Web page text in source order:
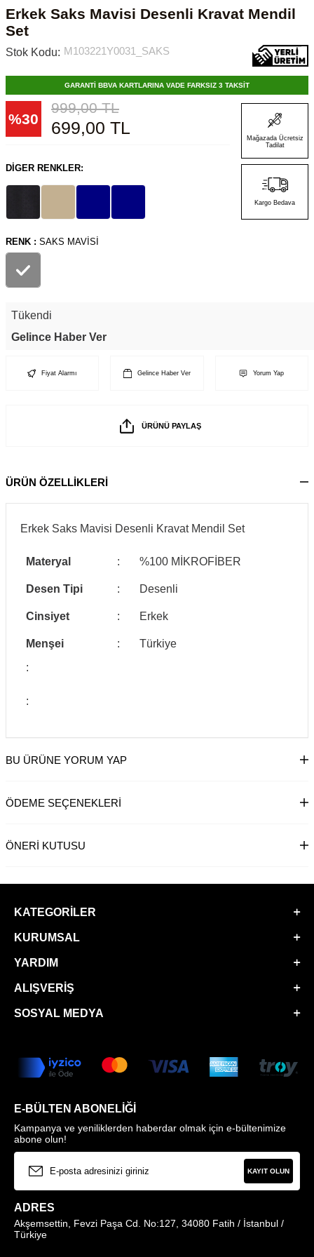
Erkek Saks Mavisi Desenli Kravat Mendil
Set
Stok Kodu: M103221Y0031_SAKS
GARANTİ BBVA KARTLARINA VADE FARKSIZ 3 TAKSİT
%30
999,00TL
699,00 TL
DIGER RENKLER:
Mağazada Ücretsiz
Tadilat
Kargo Bedava
RENK : SAKS MAVISI
Tükendi
Gelince Haber Ver
Fiyat Alarmı Gelince Haber Ver Yorum Yap
ÜRÜNÜ PAYLAŞ
ÜRÜN ÖZELLİKLERİ
Erkek Saks Mavisi Desenli Kravat Mendil Set
Materyal : %100 MİKROFİBER
Desen Tipi : Desenli
Cinsiyet : Erkek
Menşei :
Türkiye
:
:
BU ÜRÜNE YORUM YAP
ÖDEME SEÇENEKLERI
ÖNERI KUTUSU
KATEGORILER
KURUMSAL
YARDIM
ALIŞVERIŞ
SOSYAL MEDYA
E-BÜLTEN ABONELIĞI
Kampanya ve yeniliklerden haberdar olmak için e-bültenimize
abone olun!
KAYIT OLUN
ADRES
Akşemsettin, Fevzi Paşa Cd. No:127, 34080 Fatih / İstanbul /
Türkiye